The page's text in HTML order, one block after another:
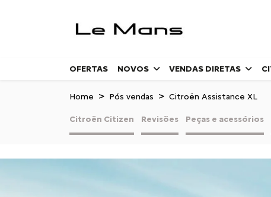
OFERTAS NOVOS VENDAS DIRETAS
Home Pós vendas Citroën Assistance XL
Citroën Citizen Revisões Peças e acessórios